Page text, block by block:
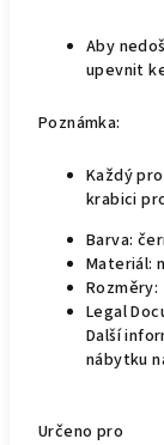
Aby
upevnit
Poznámka:
Každý
krabici
Barva:
Materiál:
Rozměry:
Legal
Další
nábytku
Určeno pro